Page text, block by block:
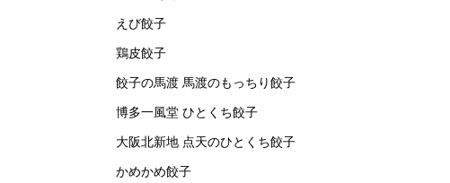
えび餃子
鶏皮餃子
餃子の馬渡 馬渡のもっちり餃子
博多一風堂 ひとくち餃子
大阪北新地 点天のひとくち餃子
かめかめ餃子